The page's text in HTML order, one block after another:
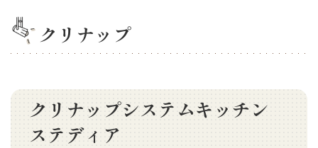
クリナップ
クリナップシステムキッチン
ステディア